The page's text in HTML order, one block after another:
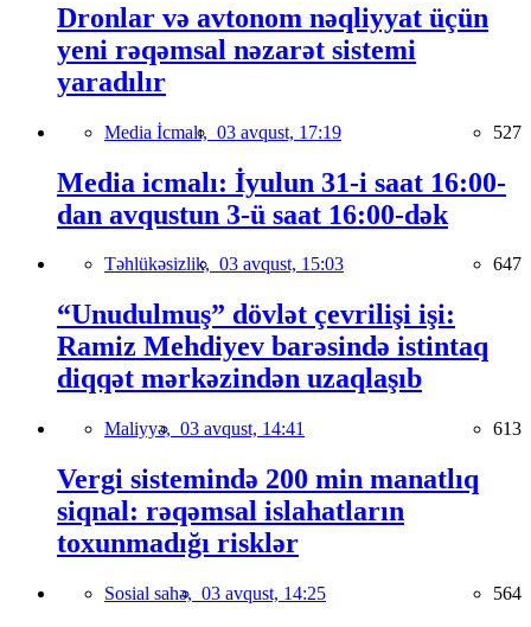
Dronlar və avtonom nəqliyyat üçün
yeni rəqəmsal nəzarət sistemi
yaradılır
Media İcmalı, 03 avqust, 17:19 527
Media icmalı: İyulun 31-i saat 16:00-
dan avqustun 3-ü saat 16:00-dək
Təhlükəsizlik, 03 avqust, 15:03 647
“Unudulmuş” dövlət çevrilişi işi:
Ramiz Mehdiyev barəsində istintaq
diqqət mərkəzindən uzaqlaşıb
Maliyyə, 03 avqust, 14:41 613
Vergi sistemində 200 min manatlıq
siqnal: rəqəmsal islahatların
toxunmadığı risklər
Sosial sahə, 03 avqust, 14:25 564